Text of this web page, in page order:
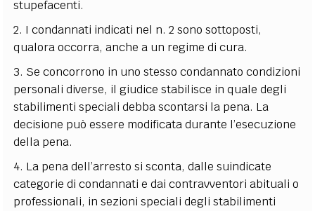
stupefacenti.
2. I condannati indicati nel n. 2 sono sottoposti,
qualora occorra, anche a un regime di cura.
3. Se concorrono in uno stesso condannato condizioni
personali diverse, il giudice stabilisce in quale degli
stabilimenti speciali debba scontarsi la pena. La
decisione può essere modificata durante l’esecuzione
della pena.
4. La pena dell’arresto si sconta, dalle suindicate
categorie di condannati e dai contravventori abituali o
professionali, in sezioni speciali degli stabilimenti